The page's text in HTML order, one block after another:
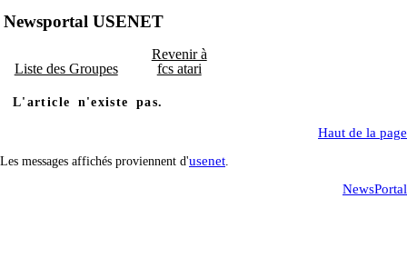
Newsportal USENET
Liste des Groupes
Revenir à
fcs atari
L'article n'existe pas.
Haut de la page
Les messages affichés proviennent d'usenet
NewsPortal